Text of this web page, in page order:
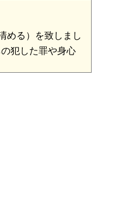
める）を致しまし
犯した罪や身心